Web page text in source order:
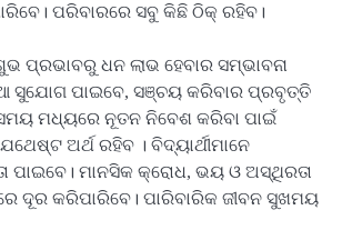
ପରିବାରରେ ସବୁ କିଛି ଠିକ୍ ରହିବ।
ପ୍ରଭାବରୁ ଧନ ଲାଭ ହେବାର ସମ୍ଭାବନା
ସୁଯୋଗ ପାଇବେ, ସଞ୍ଚୟ କରିବାର ପ୍ରବୃତ୍ତି
ମଧ୍ୟରେ ନୂତନ ନିବେଶ କରିବା ପାଇଁ
ଅର୍ଥ ରହିବ । ବିଦ୍ୟାର୍ଥୀମାନେ
ପାଇବେ। ମାନସିକ କ୍ରୋଧ, ଭୟ ଓ ଅସ୍ଥିରତା
ଦୂର କରିପାରିବେ। ପାରିବାରିକ ଜୀବନ ସୁଖମୟ